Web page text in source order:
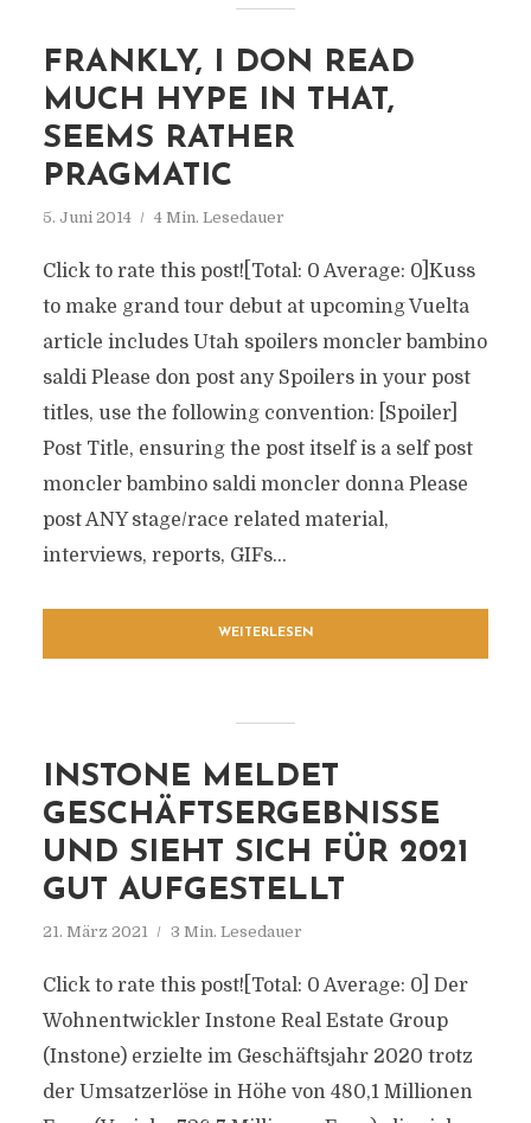
FRANKLY, I DON READ
MUCH HYPE IN THAT,
SEEMS RATHER
PRAGMATIC
5. Juni 2014 4 Min. Lesedauer
Click to rate this post![Total: 0 Average: 0]Kuss
to make grand tour debut at upcoming Vuelta
article includes Utah spoilers moncler bambino
saldi Please don post any Spoilers in your post
titles, use the following convention: [Spoiler]
Post Title, ensuring the post itself is a self post
moncler bambino saldi moncler donna Please
post ANY stage/race related material,
interviews, reports, GIFs...
WEITERLESEN
INSTONE MELDET
GESCHÄFTSERGEBNISSE
UND SIEHT SICH FÜR 2021
GUT AUFGESTELLT
21. März 2021 3 Min. Lesedauer
Click to rate this post![Total: 0 Average: 0] Der
Wohnentwickler Instone Real Estate Group
(Instone) erzielte im Geschäftsjahr 2020 trotz
der Umsatzerlöse in Höhe von 480,1 Millionen